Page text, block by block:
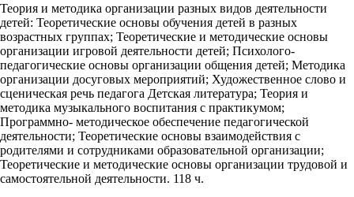
Теория и методика организации разных видов деятельности
детей: Теоретические основы обучения детей в разных
возрастных группах; Теоретические и методические основы
организации игровой деятельности детей; Психолого-
педагогические основы организации общения детей; Методика
организации досуговых мероприятий; Художественное слово и
сценическая речь педагога Детская литература; Теория и
методика музыкального воспитания с практикумом;
Программно- методическое обеспечение педагогической
деятельности; Теоретические основы взаимодействия с
родителями и сотрудниками образовательной организации;
Теоретические и методические основы организации трудовой и
самостоятельной деятельности. 118 ч.